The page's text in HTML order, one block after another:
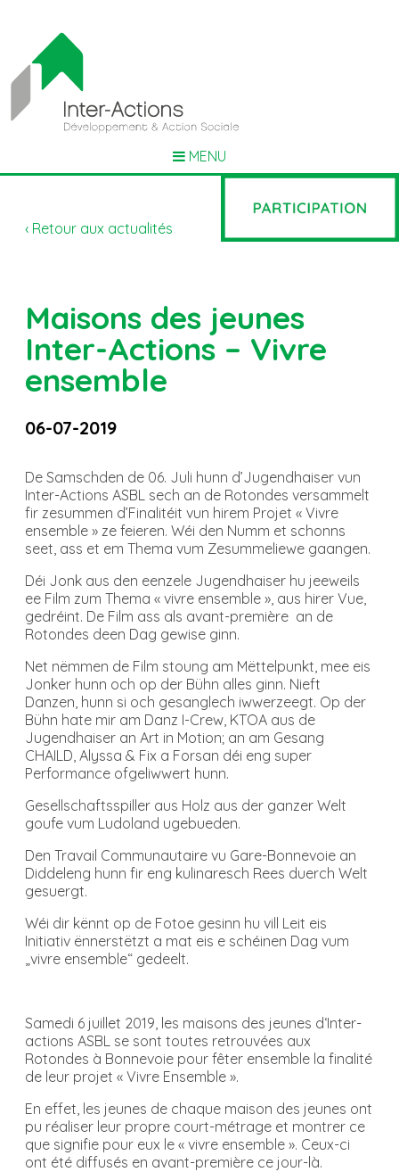
MENU
‹ Retour aux actualités
Maisons des jeunes
Inter-Actions – Vivre
ensemble
06-07-2019
De Samschden de 06. Juli hunn d’Jugendhaiser vun
Inter-Actions ASBL sech an de Rotondes versammelt
fir zesummen d’Finalitéit vun hirem Projet « Vivre
ensemble » ze feieren. Wéi den Numm et schonns
seet, ass et em Thema vum Zesummeliewe gaangen.
Déi Jonk aus den eenzele Jugendhaiser hu jeeweils
ee Film zum Thema « vivre ensemble », aus hirer Vue,
gedréint. De Film ass als avant-première an de
Rotondes deen Dag gewise ginn.
Net nëmmen de Film stoung am Mëttelpunkt, mee eis
Jonker hunn och op der Bühn alles ginn. Nieft
Danzen, hunn si och gesanglech iwwerzeegt. Op der
Bühn hate mir am Danz I-Crew, KTOA aus de
Jugendhaiser an Art in Motion; an am Gesang
CHAILD, Alyssa & Fix a Forsan déi eng super
Performance ofgeliwwert hunn.
Gesellschaftsspiller aus Holz aus der ganzer Welt
goufe vum Ludoland ugebueden.
Den Travail Communautaire vu Gare-Bonnevoie an
Diddeleng hunn fir eng kulinaresch Rees duerch Welt
gesuergt.
Wéi dir kënnt op de Fotoe gesinn hu vill Leit eis
Initiativ ënnerstëtzt a mat eis e schéinen Dag vum
„vivre ensemble“ gedeelt.
Samedi 6 juillet 2019, les maisons des jeunes d‘Inter-
actions ASBL se sont toutes retrouvées aux
Rotondes à Bonnevoie pour fêter ensemble la finalité
de leur projet « Vivre Ensemble ».
En effet, les jeunes de chaque maison des jeunes ont
pu réaliser leur propre court-métrage et montrer ce
que signifie pour eux le « vivre ensemble ». Ceux-ci
ont été diffusés en avant-première ce jour-là.